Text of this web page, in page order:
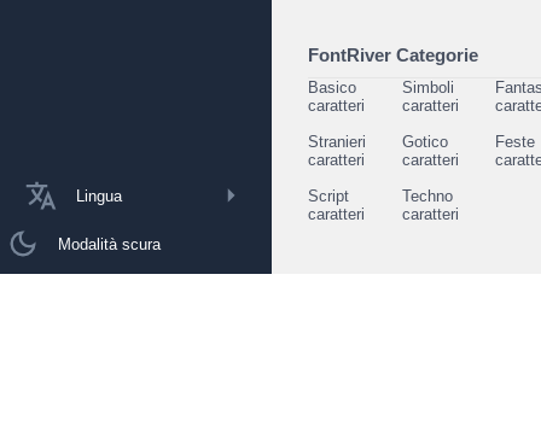
Lingua
Modalità scura
FontRiver Categorie
Basico
caratteri
Simboli
caratteri
Stranieri
caratteri
Gotico
caratteri
Feste
Script
caratteri
Techno
caratteri